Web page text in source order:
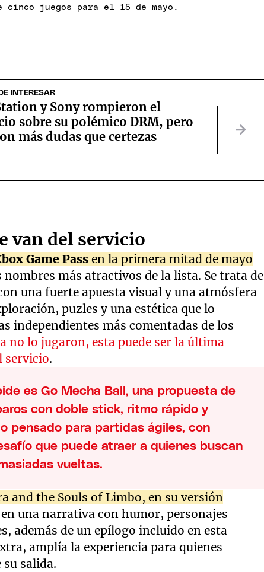
cinco juegos para el 15 de mayo.
INTERESAR
y Sony rompieron el
sobre su polémico DRM, pero
más dudas que certezas
van del servicio
Game Passen la primera mitad de mayo
nombres más atractivos de la lista. Se trata de
una fuerte apuesta visual y una atmósfera
puzles y una estética que lo
independientes más comentadas de los
no lo jugaron, esta puede ser la última
servicio.
es Go Mecha Ball, una propuesta de
con doble stick, ritmo rápido y
pensado para partidas ágiles, con
que puede atraer a quienes buscan
vueltas.
and the Souls of Limbo, en su versión
en una narrativa con humor, personajes
además de un epílogo incluido en esta
amplía la experiencia para quienes
salida.